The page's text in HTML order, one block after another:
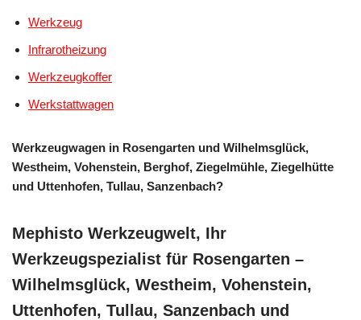
Werkzeug
Infrarotheizung
Werkzeugkoffer
Werkstattwagen
Werkzeugwagen in Rosengarten und Wilhelmsglück,
Westheim, Vohenstein, Berghof, Ziegelmühle, Ziegelhütte
und Uttenhofen, Tullau, Sanzenbach?
Mephisto Werkzeugwelt, Ihr
Werkzeugspezialist für Rosengarten –
Wilhelmsglück, Westheim, Vohenstein,
Uttenhofen, Tullau, Sanzenbach und